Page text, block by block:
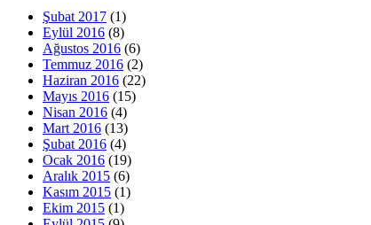
Şubat 2017 (1)
Eylül 2016 (8)
Ağustos 2016 (6)
Temmuz 2016 (2)
Haziran 2016 (22)
Mayıs 2016 (15)
Nisan 2016 (4)
Mart 2016 (13)
Şubat 2016 (4)
Ocak 2016 (19)
Aralık 2015 (6)
Kasım 2015 (1)
Ekim 2015 (1)